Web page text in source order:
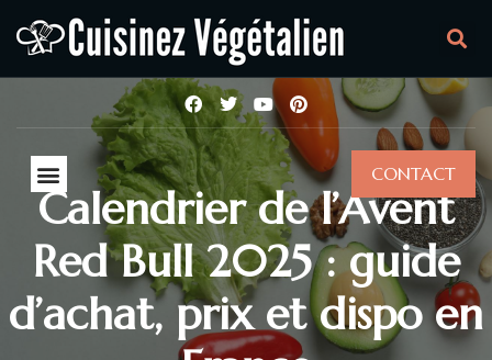
CONTACT
Calendrier de l’Avent
Red Bull 2025 : guide
d’achat, prix et dispo en